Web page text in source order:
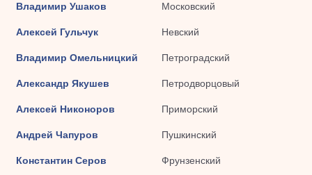
Владимир Ушаков Московский
Алексей Гульчук Невский
Владимир Омельницкий Петроградский
Александр Якушев Петродворцовый
Алексей Никоноров Приморский
Андрей Чапуров Пушкинский
Константин Серов Фрунзенский